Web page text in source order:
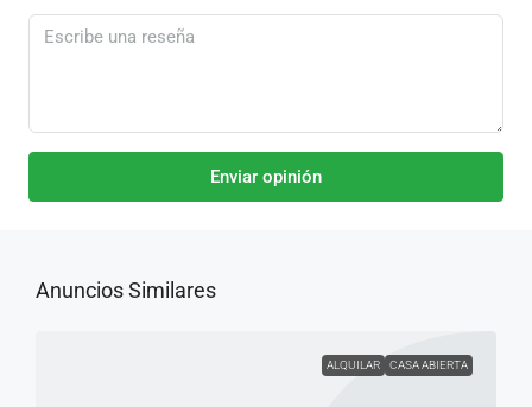
Enviar opinión
Anuncios Similares
ALQUILAR CASA ABIERTA